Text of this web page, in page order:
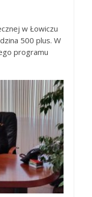
w Łowiczu
500 plus. W
programu